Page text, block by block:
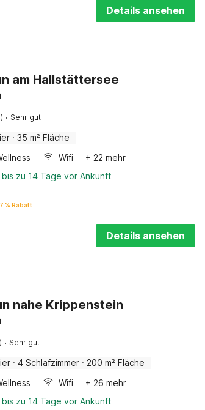
Details ansehen
am Hallstättersee
· Sehr gut
· 35 m² Fläche
Wifi
+ 22 mehr
zu 14 Tage vor Ankunft
% Rabatt
Details ansehen
nahe Krippenstein
· Sehr gut
· 4 Schlafzimmer · 200 m² Fläche
Wifi
+ 26 mehr
zu 14 Tage vor Ankunft